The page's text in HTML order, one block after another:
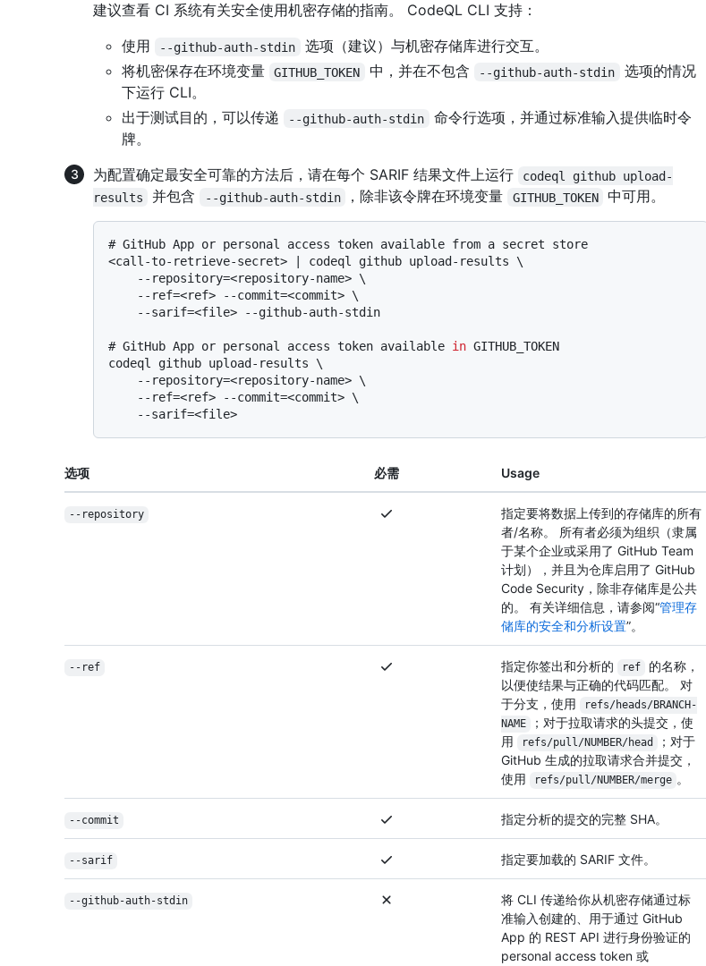
建议查看 CI 系统有关安全使用机密存储的指南。 CodeQL CLI 支持：
使用
--github-auth-stdin
选项（建议）与机密存储库进行交互。
将机密保存在环境变量
GITHUB_TOKEN 中，并在不包含 --github-auth-stdin
选项的情况
下运行 CLI。
出于测试目的，可以传递
--github-auth-stdin
命令行选项，并通过标准输入提供临时令
牌。
为配置确定最安全可靠的方法后，请在每个 SARIF 结果文件上运行
codeql github upload-
results
并包含 --github-auth-stdin ，除非该令牌在环境变量 GITHUB_TOKEN 中可用。
# GitHub App or personal access token available from a secret store
<call-to-retrieve-secret> | codeql github upload-results \
# GitHub App or personal access token available in GITHUB_TOKEN
codeql github upload-results \
选项 必需 Usage
--repository
指定要将数据上传到的存储库的所有
者/名称。 所有者必须为组织（隶属
于某个企业或采用了 GitHub Team
计划），并且为仓库启用了 GitHub
Code Security，除非存储库是公共
的。 有关详细信息，请参阅“管理存
储库的安全和分析设置”。
--ref 指定你签出和分析的 ref
的名称，
以便使结果与正确的代码匹配。 对
于分支，使用
refs/heads/BRANCH-
NAME
；对于拉取请求的头提交，使
用
refs/pull/NUMBER/head
；对于
GitHub 生成的拉取请求合并提交，
使用
refs/pull/NUMBER/merge 。
--commit 指定分析的提交的完整 SHA。
--sarif 指定要加载的 SARIF 文件。
--github-auth-stdin
将 CLI 传递给你从机密存储通过标
准输入创建的、用于通过 GitHub
App 的 REST API 进行身份验证的
personal access token 或